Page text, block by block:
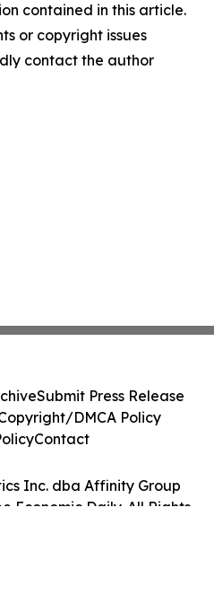
contained in this article.
or copyright issues
contact the author
Inc. dba Affinity Group
Economic Daily. All Rights
Submit Press Release
DMCA Policy
Contact